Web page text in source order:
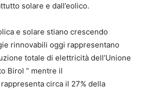
solare e dall’eolico.
e solare stiano crescendo
rinnovabili oggi rappresentano
totale di elettricità dell’Unione
Birol ” mentre il
circa il 27% della